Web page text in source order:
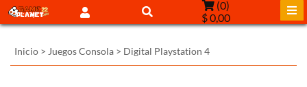
(0)
$ 0,00
Inicio > Juegos Consola > Digital Playstation 4